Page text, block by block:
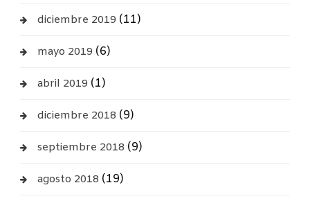
diciembre 2019 (11)
mayo 2019 (6)
abril 2019 (1)
diciembre 2018 (9)
septiembre 2018 (9)
agosto 2018 (19)